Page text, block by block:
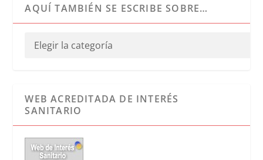
AQUÍ TAMBIÉN SE ESCRIBE SOBRE…
WEB ACREDITADA DE INTERÉS
SANITARIO